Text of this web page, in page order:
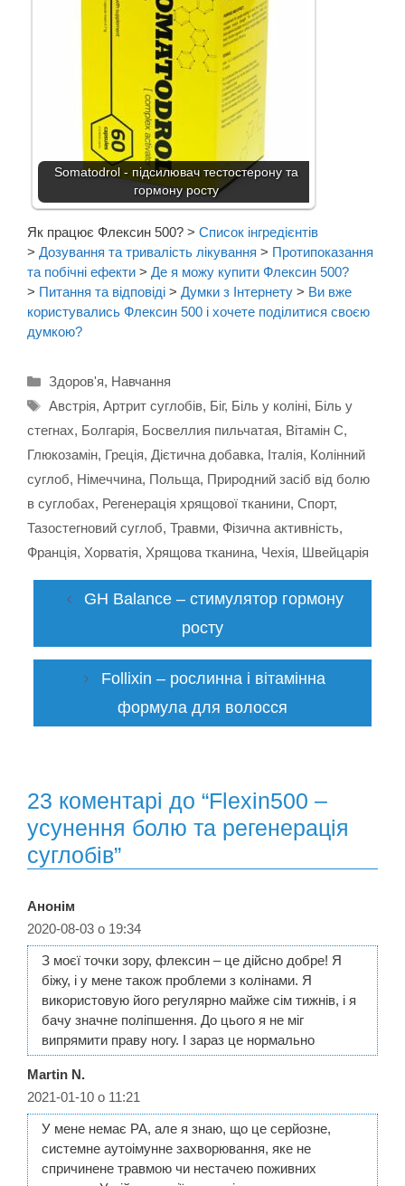
Somatodrol - підсилювач тестостерону та
гормону росту
Як працює Флексин 500? > Список інгредієнтів
> Дозування та тривалість лікування > Протипоказання
та побічні ефекти > Де я можу купити Флексин 500?
> Питання та відповіді > Думки з Інтернету > Ви вже
користувались Флексин 500 і хочете поділитися своєю
думкою?
Категорії
Здоров'я, Навчання
Позначки
Австрія, Артрит суглобів, Біг, Біль у коліні, Біль у
стегнах, Болгарія, Босвеллия пильчатая, Вітамін С,
Глюкозамін, Греція, Дієтична добавка, Італія, Колінний
суглоб, Німеччина, Польща, Природний засіб від болю
в суглобах, Регенерація хрящової тканини, Спорт,
Тазостегновий суглоб, Травми, Фізична активність,
Франція, Хорватія, Хрящова тканина, Чехія, Швейцарія
GH Balance – стимулятор гормону
росту
Follixin – рослинна і вітамінна
формула для волосся
23 коментарі до “Flexin500 –
усунення болю та регенерація
суглобів”
Анонім
2020-08-03 о 19:34
З моєї точки зору, флексин – це дійсно добре! Я
біжу, і у мене також проблеми з колінами. Я
використовую його регулярно майже сім тижнів, і я
бачу значне поліпшення. До цього я не міг
випрямити праву ногу. І зараз це нормально
Martin N.
2021-01-10 о 11:21
У мене немає РА, але я знаю, що це серйозне,
системне аутоімунне захворювання, яке не
спричинене травмою чи нестачею поживних